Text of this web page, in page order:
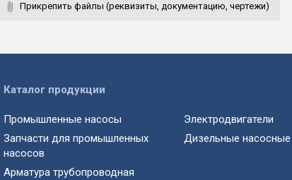
Прикрепить файлы (реквизиты, документацию, чертежи)
Каталог продукции
Промышленные насосы
Запчасти для промышленных
насосов
Арматура трубопроводная
Электродвигатели
Дизельные насосные